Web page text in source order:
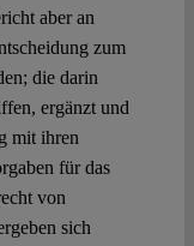
aber an
zum
die darin
ergänzt und
mit ihren
für das
von
sich